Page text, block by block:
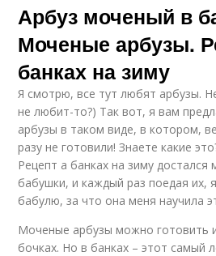
Арбуз моченый в
Моченые арбузы.
банках на зиму
Я смотрю, все тут любят арбузы.
не любит-то?) Так вот, я вам
арбузы в таком виде, в котором,
разу не готовили! Знаете какие
Рецепт а банках на зиму
бабушки, и каждый раз поедая их,
бабулю, за что она меня научила
Моченые арбузы можно готовить
бочках. Но в банках – этот самый